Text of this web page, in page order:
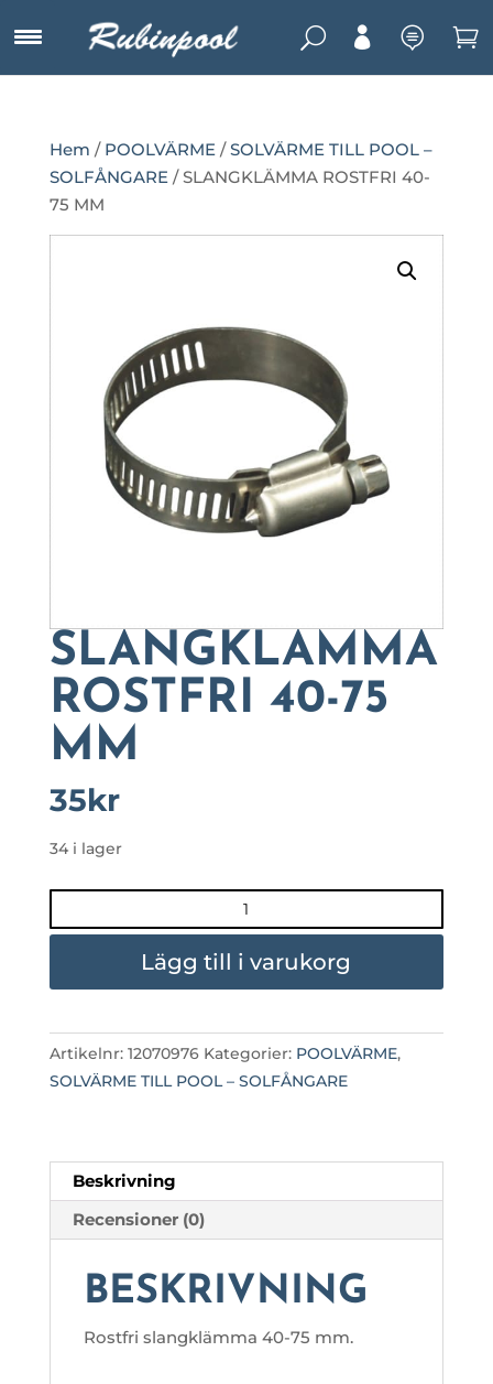
U   
Hem / POOLVÄRME/SOLVÄRME TILL POOL –
SOLFÅNGARE/ SLANGKLÄMMA ROSTFRI 40-
75 MM
SLANGKLÄMMA
ROSTFRI 40-75
MM
35kr
34 i lager
ROSTFRI
75
mängd
Lägg till i varukorg
Artikelnr: 12070976 Kategorier: POOLVÄRME,
SOLVÄRME TILL POOL – SOLFÅNGARE
Beskrivning
Recensioner (0)
BESKRIVNING
Rostfri slangklämma 40-75 mm.